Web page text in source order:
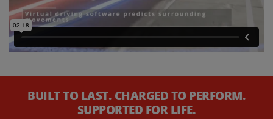
BUILT TO LAST. CHARGED TO PERFORM.
SUPPORTED FOR LIFE.